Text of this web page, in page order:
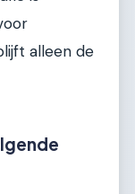
alleen de